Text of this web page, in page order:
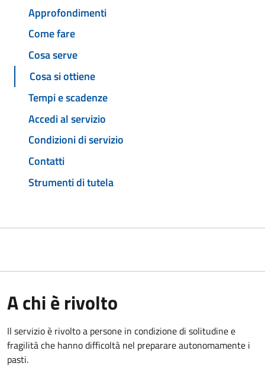
Approfondimenti
Come fare
Cosa serve
Cosa si ottiene
Tempi e scadenze
Accedi al servizio
Condizioni di servizio
Contatti
Strumenti di tutela
A chi è rivolto
Il servizio è rivolto a persone in condizione di solitudine e
fragilità che hanno difficoltà nel preparare autonomamente i
pasti.